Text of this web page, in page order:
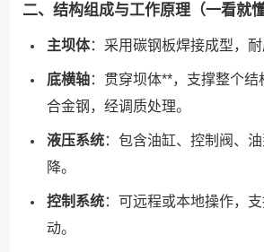
二、结构组成与工作原理（一看就懂
主坝体：采用碳钢板焊接成型，耐
底横轴：贯穿坝体**，支撑整个结
合金钢，经调质处理。
液压系统：包含油缸、控制阀、
降。
控制系统：可远程或本地操作，
动。